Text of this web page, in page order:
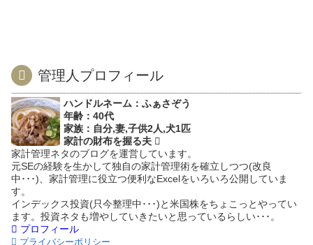
管理人プロフィール
ハンドルネーム：ふぁさぞう
年齢：40代
家族：自分,妻,子供2人,犬1匹
家計の財布を握る夫
家計管理ネタのブログを運営しています。
元SEの経験を生かして独自の家計管理術を確立しつつ(改良
中･･･)、家計管理に役立つ便利なExcelをいろいろ公開していま
す。
インデックス投資(只今整理中･･･)と米国株をちょこっとやってい
ます。投資ネタも増やしていきたいと思っているらしい･･･。
プロフィール
プライバシーポリシー